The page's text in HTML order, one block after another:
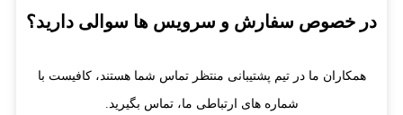
در خصوص سفارش و سرویس ها سوالی دارید؟
همکاران ما در تیم پشتیبانی منتظر تماس شما هستند، کافیست با
شماره های ارتباطی ما، تماس بگیرید.